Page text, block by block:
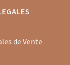
de Vente